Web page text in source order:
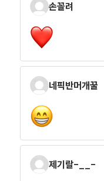
손꼴려
네픽반머개꿀
제기랄-__-